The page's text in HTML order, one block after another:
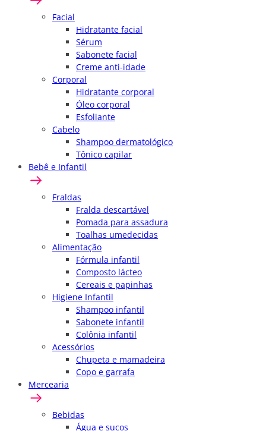
Facial
Hidratante facial
Sérum
Sabonete facial
Creme anti-idade
Corporal
Hidratante corporal
Óleo corporal
Esfoliante
Cabelo
Shampoo dermatológico
Tônico capilar
Bebê e Infantil
Fraldas
Fralda descartável
Pomada para assadura
Toalhas umedecidas
Alimentação
Fórmula infantil
Composto lácteo
Cereais e papinhas
Higiene Infantil
Shampoo infantil
Sabonete infantil
Colônia infantil
Acessórios
Chupeta e mamadeira
Copo e garrafa
Mercearia
Bebidas
Água e sucos